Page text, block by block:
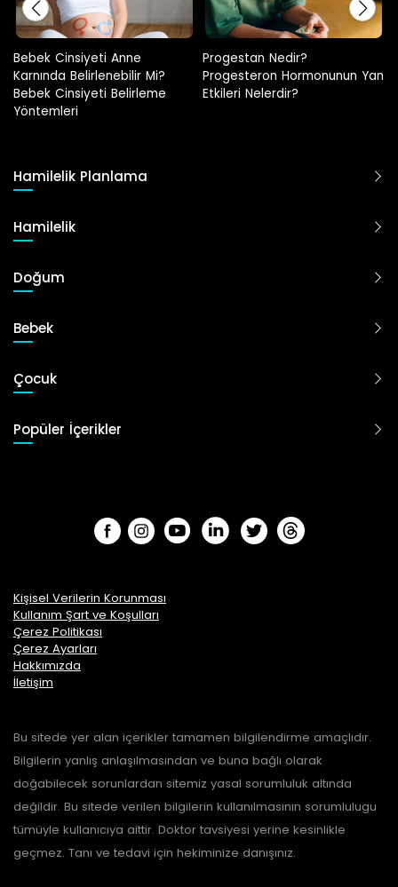
Progestan Nedir?
Progesteron Hormonunun Yan
Etkileri Nelerdir?
Hamilelikte Adet Görülür Mü?
Hamilelik Planlama
Hamilelik
Doğum
Bebek
Çocuk
Popüler İçerikler
Kişisel Verilerin Korunması
Kullanım Şart ve Koşulları
Çerez Politikası
Çerez Ayarları
Hakkımızda
İletişim
Bu sitede yer alan içerikler tamamen bilgilendirme amaçlıdır.
Bilgilerin yanlış anlaşılmasından ve buna bağlı olarak
doğabilecek sorunlardan sitemiz yasal sorumluluk altında
değildir. Bu sitede verilen bilgilerin kullanılmasının sorumlulugu
tümüyle kullanıcıya aittir. Doktor tavsiyesi yerine kesinlikle
geçmez. Tanı ve tedavi için hekiminize danışınız.